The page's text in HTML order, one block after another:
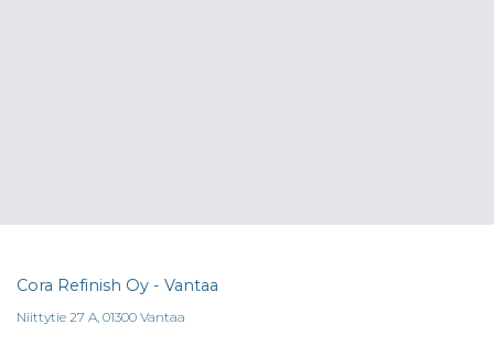
Cora Refinish Oy - Vantaa
Niittytie 27 A, 01300 Vantaa